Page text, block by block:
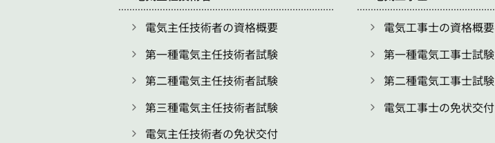
電気主任技術者の資格概要
第一種電気主任技術者試験
第二種電気主任技術者試験
第三種電気主任技術者試験
電気主任技術者の免状交付
電気工事士の資格概要
第一種電気工事士試験
第二種電気工事士試験
電気工事士の免状交付